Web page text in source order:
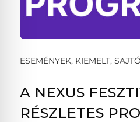
ESEMÉNYEK, KIEMELT, SAJTÓ
A NEXUS
RÉSZLETES